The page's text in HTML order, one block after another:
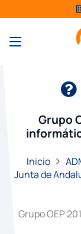
Grupo
Inicio
Junta de
Grupo OEP